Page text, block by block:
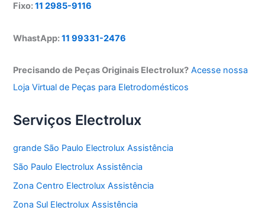
Fixo:11 2985-9116
WhastApp:11 99331-2476
Precisando de Peças Originais Electrolux? Acesse nossa
Loja Virtual de Peças para Eletrodomésticos
Serviços Electrolux
grande São Paulo Electrolux Assistência
São Paulo Electrolux Assistência
Zona Centro Electrolux Assistência
Zona Sul Electrolux Assistência